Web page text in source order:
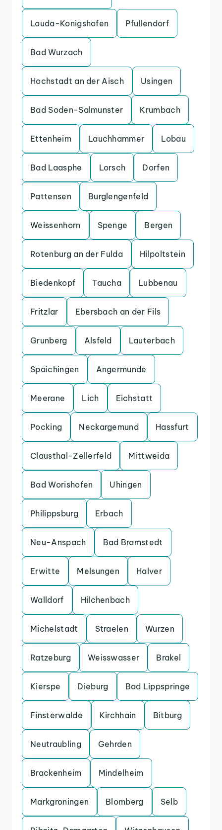
Lauda-Konigshofen Pfullendorf
Bad Wurzach
Hochstadt an der Aisch Usingen
Bad Soden-Salmunster Krumbach
Ettenheim Lauchhammer Lobau
Bad Laasphe Lorsch Dorfen
Pattensen Burglengenfeld
Weissenhorn Spenge Bergen
Rotenburg an der Fulda Hilpoltstein
Biedenkopf Taucha Lubbenau
Fritzlar Ebersbach an der Fils
Grunberg Alsfeld Lauterbach
Spaichingen Angermunde
Meerane Lich Eichstatt
Pocking Neckargemund Hassfurt
Clausthal-Zellerfeld Mittweida
Bad Worishofen Uhingen
Philippsburg Erbach
Neu-Anspach Bad Bramstedt
Erwitte Melsungen Halver
Walldorf Hilchenbach
Michelstadt Straelen Wurzen
Ratzeburg Weisswasser Brakel
Kierspe Dieburg Bad Lippspringe
Finsterwalde Kirchhain Bitburg
Neutraubling Gehrden
Brackenheim Mindelheim
Markgroningen Blomberg Selb